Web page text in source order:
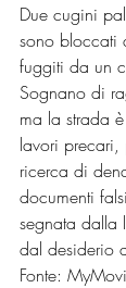
Due cugini
sono bloccati
fuggiti da un
Sognano di
ma la strada
lavori
ricerca di
documenti
segnata dalla
dal desiderio
Fonte: